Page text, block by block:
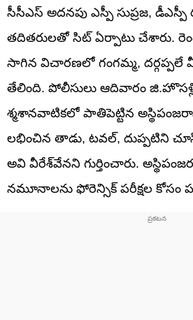
సీసీఎస్ అదనపు ఎస్పీ సుప్రజ,
తదితరులతో సిట్ ఏర్పాటు చేశారు.
సాగిన విచారణలో గంగమ్మ, దర్గప్పలే
తేలింది. పోలీసులు ఆదివారం
శ్మశానవాటికలో పాతిపెట్టిన
లభించిన తాడు, టవల్, దుప్పటిని చూసి
అవి వీరేశ్‌వేనని గుర్తించారు.
నమూనాలను ఫోరెన్సిక్ పరీక్షల కోసం